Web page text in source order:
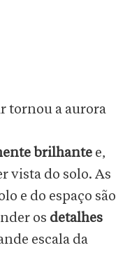
tornou a aurora
brilhante e,
vista do solo. As
e do espaço são
os detalhes
escala da